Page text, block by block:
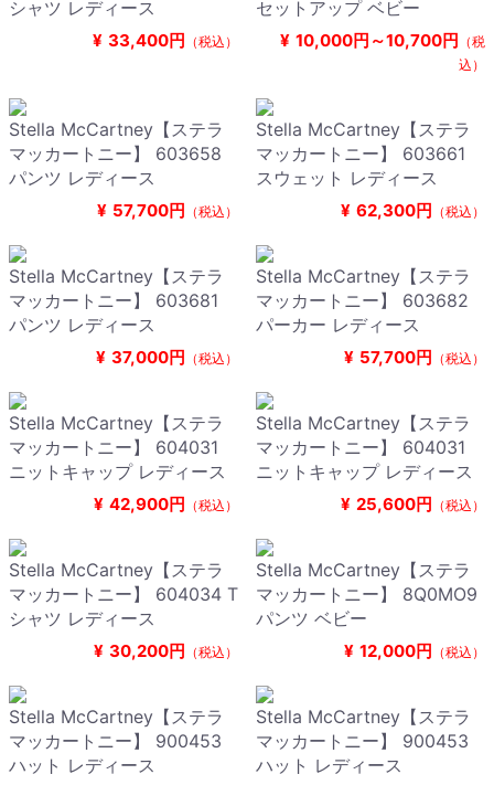
シャツ レディース
¥ 33,400円 （税込）
セットアップ ベビー
¥ 10,000円～10,700円 （税
込）
Stella McCartney【ステラ
マッカートニー】 603658
パンツ レディース
¥ 57,700円 （税込）
Stella McCartney【ステラ
マッカートニー】 603661
スウェット レディース
¥ 62,300円 （税込）
Stella McCartney【ステラ
マッカートニー】 603681
パンツ レディース
¥ 37,000円 （税込）
Stella McCartney【ステラ
マッカートニー】 603682
パーカー レディース
¥ 57,700円 （税込）
Stella McCartney【ステラ
マッカートニー】 604031
ニットキャップ レディース
¥ 42,900円 （税込）
Stella McCartney【ステラ
マッカートニー】 604031
ニットキャップ レディース
¥ 25,600円 （税込）
Stella McCartney【ステラ
マッカートニー】 604034 T
シャツ レディース
¥ 30,200円 （税込）
Stella McCartney【ステラ
マッカートニー】 8Q0MO9
パンツ ベビー
¥ 12,000円 （税込）
Stella McCartney【ステラ
マッカートニー】 900453
ハット レディース
Stella McCartney【ステラ
マッカートニー】 900453
ハット レディース